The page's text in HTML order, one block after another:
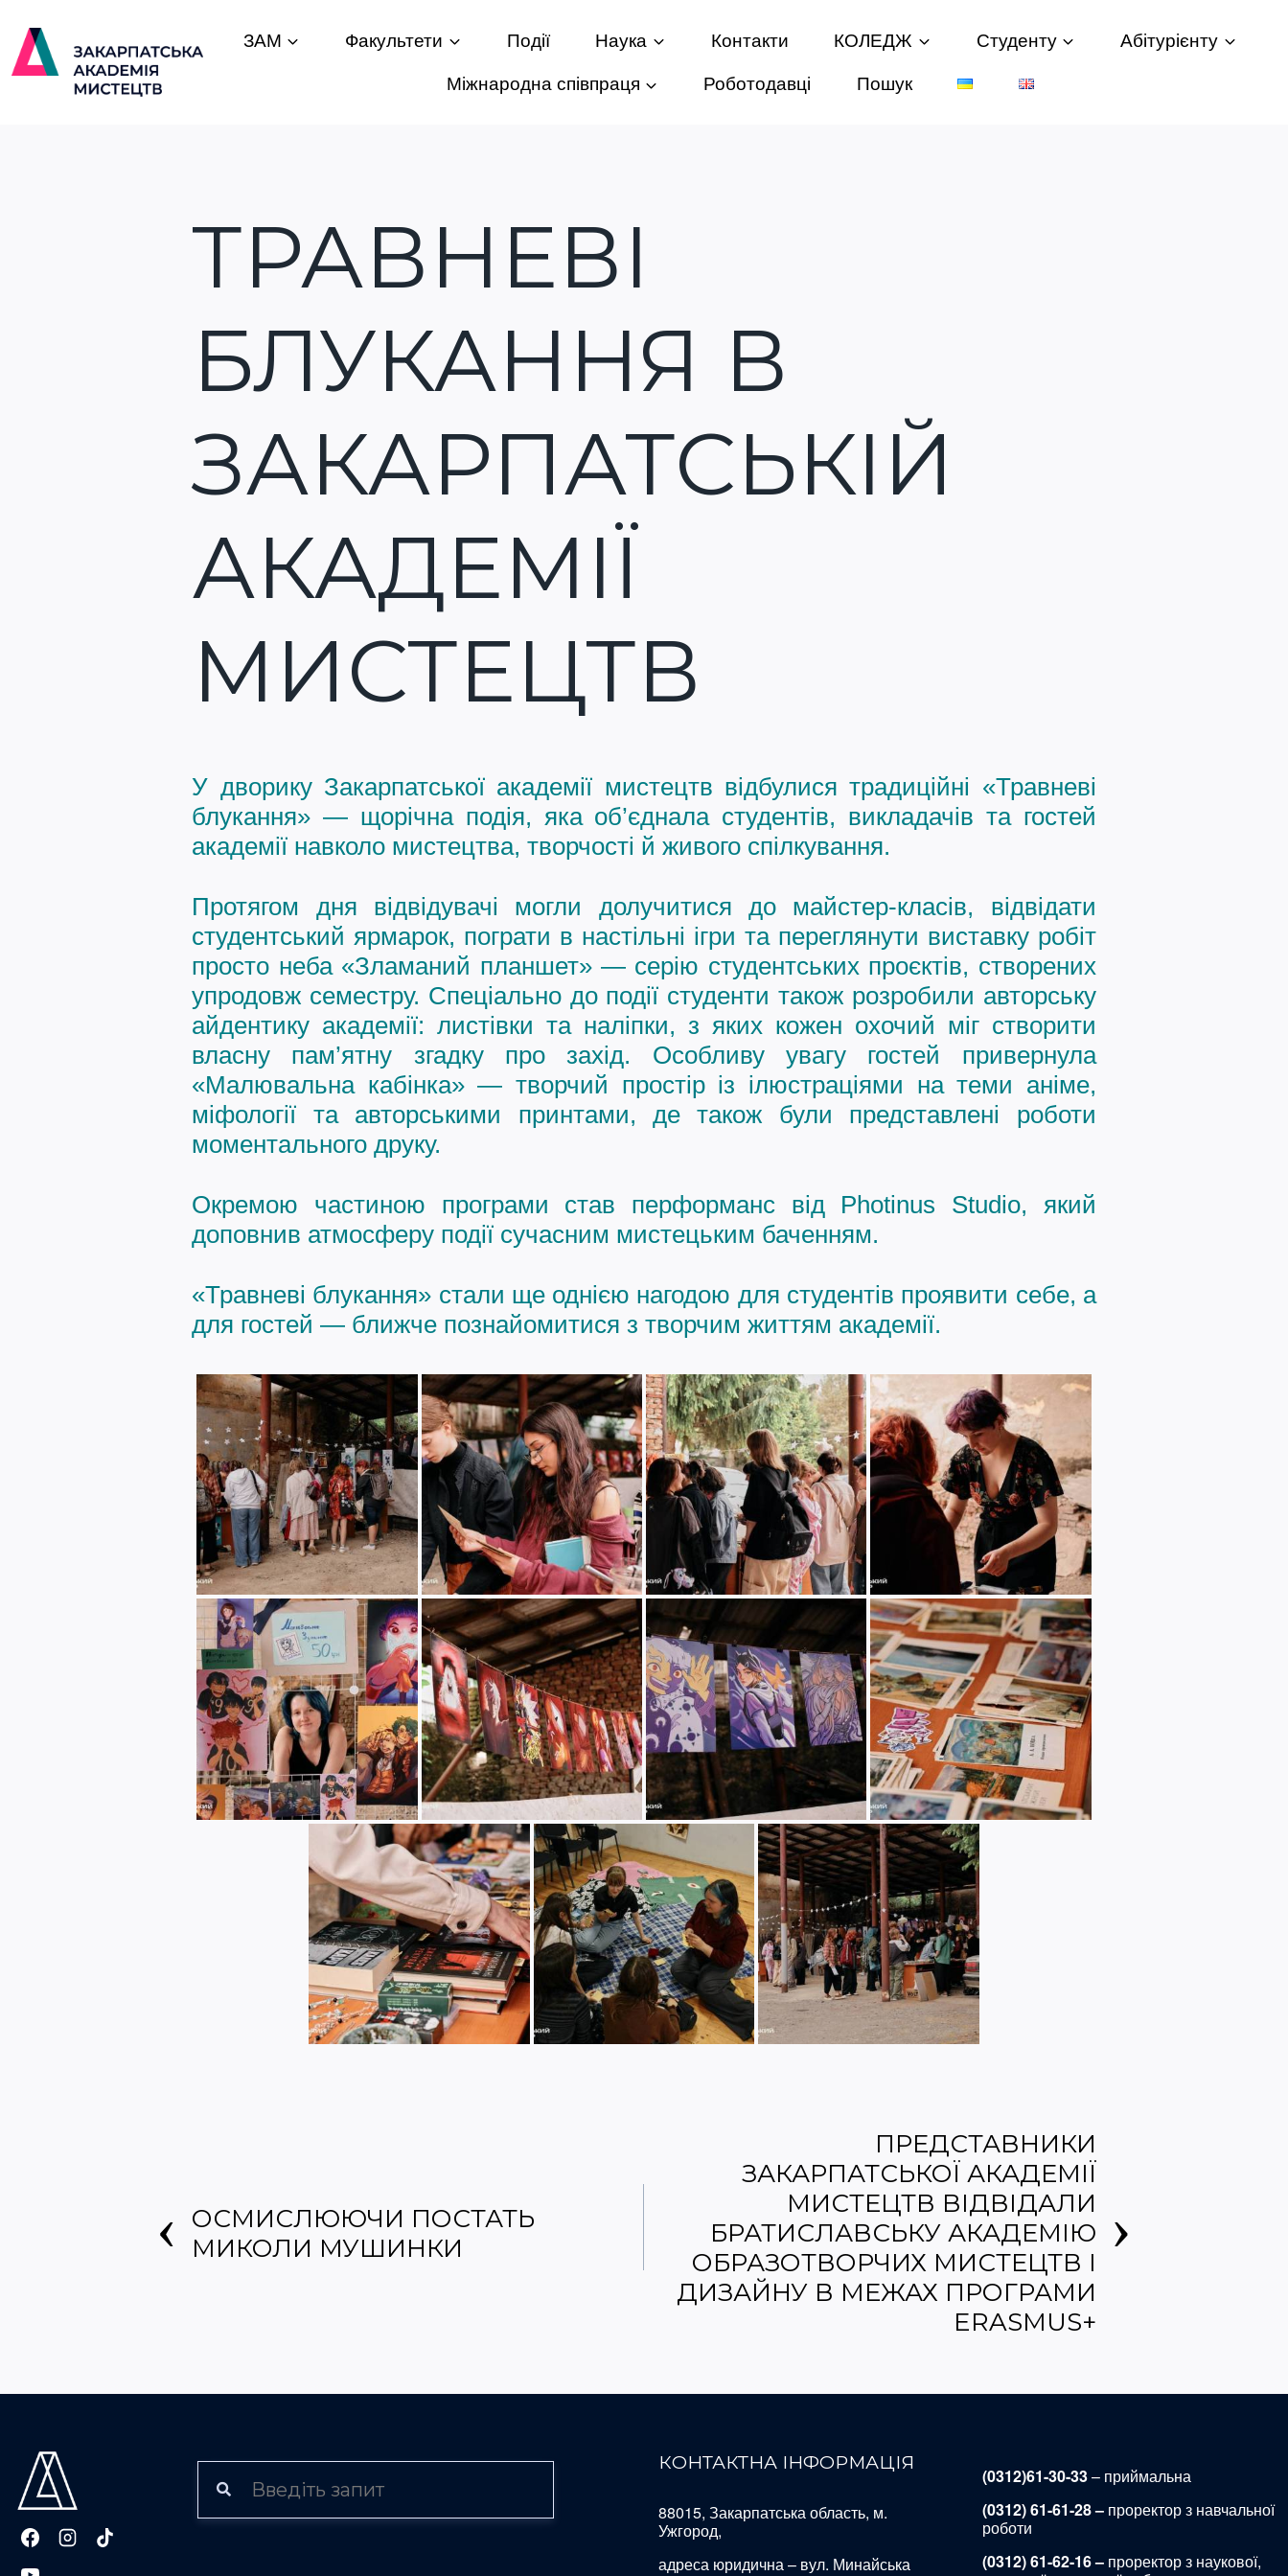
ЗАМ Факультети Події Наука Контакти КОЛЕДЖ Студенту Абітурієнту
Міжнародна співпраця Роботодавці Пошук
ТРАВНЕВІ
БЛУКАННЯ В
ЗАКАРПАТСЬКІЙ
АКАДЕМІЇ
МИСТЕЦТВ
У дворику Закарпатської академії мистецтв відбулися традиційні «Травневі
блукання» — щорічна подія, яка об’єднала студентів, викладачів та гостей
академії навколо мистецтва, творчості й живого спілкування.
Протягом дня відвідувачі могли долучитися до майстер-класів, відвідати
студентський ярмарок, пограти в настільні ігри та переглянути виставку робіт
просто неба «Зламаний планшет» — серію студентських проєктів, створених
упродовж семестру. Спеціально до події студенти також розробили авторську
айдентику академії: листівки та наліпки, з яких кожен охочий міг створити
власну пам’ятну згадку про захід. Особливу увагу гостей привернула
«Малювальна кабінка» — творчий простір із ілюстраціями на теми аніме,
міфології та авторськими принтами, де також були представлені роботи
моментального друку.
Окремою частиною програми став перформанс від Photinus Studio, який
доповнив атмосферу події сучасним мистецьким баченням.
«Травневі блукання» стали ще однією нагодою для студентів проявити себе, а
для гостей — ближче познайомитися з творчим життям академії.
ОСМИСЛЮЮЧИ ПОСТАТЬ
МИКОЛИ МУШИНКИ
ПРЕДСТАВНИКИ
ЗАКАРПАТСЬКОЇ АКАДЕМІЇ
МИСТЕЦТВ ВІДВІДАЛИ
БРАТИСЛАВСЬКУ АКАДЕМІЮ
ОБРАЗОТВОРЧИХ МИСТЕЦТВ І
ДИЗАЙНУ В МЕЖАХ ПРОГРАМИ
ERASMUS+
КОНТАКТНА ІНФОРМАЦІЯ
88015, Закарпатська область, м.
Ужгород,
адреса юридична – вул. Минайська
(0312)61-30-33– приймальна
(0312) 61-61-28 – проректор з навчальної
роботи
(0312) 61-62-16 – проректор з наукової,